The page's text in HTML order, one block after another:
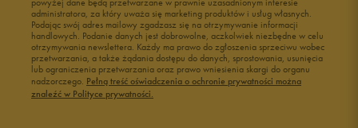
administratora, za który uważa się marketing produktów i usług własnych.
Podając swój adres mailowy zgadzasz się na otrzymywanie informacji
handlowych. Podanie danych jest dobrowolne, aczkolwiek niezbędne w celu
otrzymywania newslettera. Każdy ma prawo do zgłoszenia sprzeciwu wobec
przetwarzania, a także żądania dostępu do danych, sprostowania, usunięcia
lub ograniczenia przetwarzania oraz prawo wniesienia skargi do organu
nadzorczego. Pełną treść oświadczenia o ochronie prywatności można
znaleźć w Polityce prywatności.